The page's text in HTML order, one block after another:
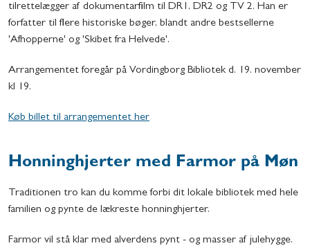
tilrettelægger af dokumentarfilm til DR1, DR2 og TV 2. Han er
forfatter til flere historiske bøger, blandt andre bestsellerne
'Afhopperne' og 'Skibet fra Helvede'.
Arrangementet foregår på Vordingborg Bibliotek d. 19. november
kl 19.
Køb billet til arrangementet her
Honninghjerter med Farmor på Møn
Traditionen tro kan du komme forbi dit lokale bibliotek med hele
familien og pynte de lækreste honninghjerter.
Farmor vil stå klar med alverdens pynt - og masser af julehygge.